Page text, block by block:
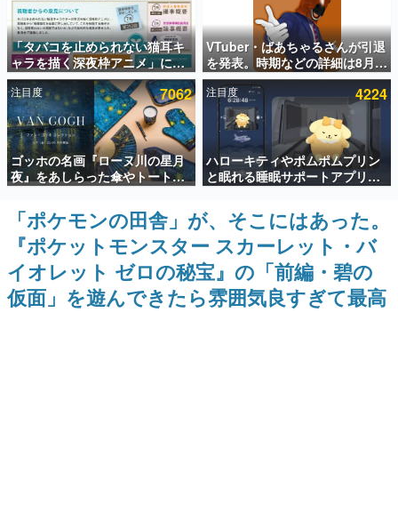
ゲームの企画書
名作ゲームクリエイターの方々に製作時のエピソードをお
聞きし、ヒットする企画（ゲーム）とは何か？を探ってい
きます。
赫本
この物語を解いてはいけない。『赫本』は、〈試験問題〉
の形をした短編ホラー小説集です。
新世代に訊く
これからのデジタルゲーム市場を担う若きクリエイター達
の姿を追い、彼らのルーツと情熱を探っていきます。
ゲーム世代の作家たち
ゲームに多大な影響を受けた作家さんに取材し、ゲームが
日本のコンテンツ産業やカルチャーに与えた影響を探る企
画です。
日本モバイルゲーム産業史
日本のモバイルゲーム史における主要なトピック・タイト
「タバコを止められない猫耳キ
ャラを描く深夜枠アニメ」に視
聴者の一部から批判意見。違法
薬物の使用と思しき描写も含め
て、BPOが議論を交わす
VTuber・ばあちゃるさんが引退
を発表。時期などの詳細は8月9
日15時からの配信で説明
注目度 7062
ゴッホの名画『ローヌ川の星月
夜』をあしらった傘やトートバ
ッグなどが登場。8月7日21時よ
り2日間限定で予約販売
注目度 4224
ハローキティやポムポムプリン
と眠れる睡眠サポートアプリ
『ゆめたび』が配信中。キャラ
ごとのASMRや目覚ましアラー
ムも搭載
「ポケモンの田舎」が、そこにはあった。
『ポケットモンスター スカーレット・バ
イオレット ゼロの秘宝』の「前編・碧の
仮面」を遊んできたら雰囲気良すぎて最高